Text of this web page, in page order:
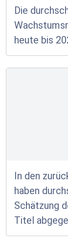
Die
heute bis
In den
haben
Schätzung
Titel